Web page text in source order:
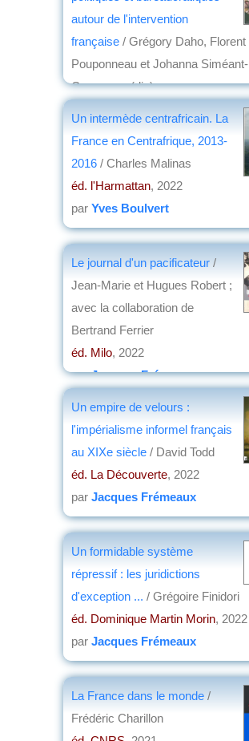
autour de l'intervention
française / Grégory Daho, Florent
Pouponneau et Johanna Siméant-
Germanos (dir.)
Un intermède centrafricain. La
France en Centrafrique, 2013-
2016 / Charles Malinas
éd. l'Harmattan, 2022
par Yves Boulvert
Le journal d'un pacificateur /
Jean-Marie et Hugues Robert ;
avec la collaboration de
Bertrand Ferrier
éd. Milo, 2022
parJacques Frémeaux
Un empire de velours :
l'impérialisme informel français
au XIXe siècle / David Todd
éd. La Découverte, 2022
par Jacques Frémeaux
Un formidable système
répressif : les juridictions
d'exception ... / Grégoire Finidori
éd. Dominique Martin Morin, 2022
par Jacques Frémeaux
La France dans le monde /
Frédéric Charillon